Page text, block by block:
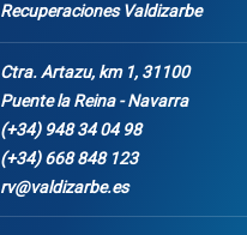
Recuperaciones Valdizarbe
Ctra. Artazu, km 1, 31100
Puente la Reina - Navarra
(+34) 948 34 04 98
(+34) 668 848 123
rv@valdizarbe.es